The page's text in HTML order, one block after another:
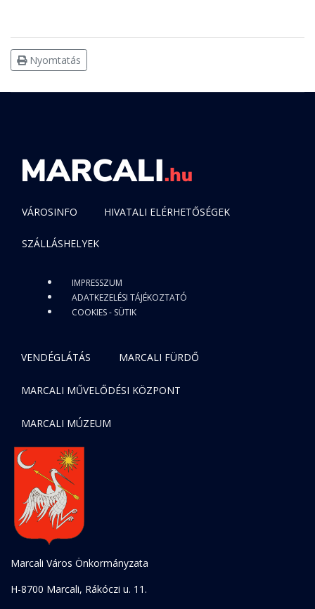
Nyomtatás
VÁROSINFO HIVATALI ELÉRHETŐSÉGEK
SZÁLLÁSHELYEK
IMPRESSZUM
ADATKEZELÉSI TÁJÉKOZTATÓ
COOKIES - SÜTIK
VENDÉGLÁTÁS MARCALI FÜRDŐ
MARCALI MŰVELŐDÉSI KÖZPONT
MARCALI MÚZEUM
Marcali Város Önkormányzata
H-8700 Marcali, Rákóczi u. 11.